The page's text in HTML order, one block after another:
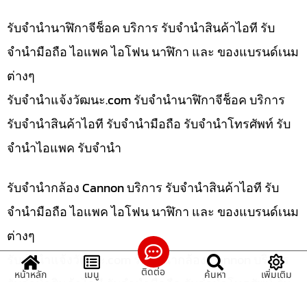
รับจำนำนาฬิกาจีช็อค บริการ รับจำนำสินค้าไอที รับ
จำนำมือถือ ไอแพค ไอโฟน นาฬิกา และ ของแบรนด์เนม
ต่างๆ
รับจํานําแจ้งวัฒนะ.com รับจำนำนาฬิกาจีช็อค บริการ
รับจำนำสินค้าไอที รับจำนำมือถือ รับจำนำโทรศัพท์ รับ
จำนำไอแพค รับจำนำ
รับจำนำกล้อง Cannon บริการ รับจำนำสินค้าไอที รับ
จำนำมือถือ ไอแพค ไอโฟน นาฬิกา และ ของแบรนด์เนม
ต่างๆ
รับจํานําแจ้งวัฒนะ.com รับจำนำกล้อง Cannon บริการ
หน้าหลัก เมนู ติดต่อ ค้นหา เพิ่มเติม